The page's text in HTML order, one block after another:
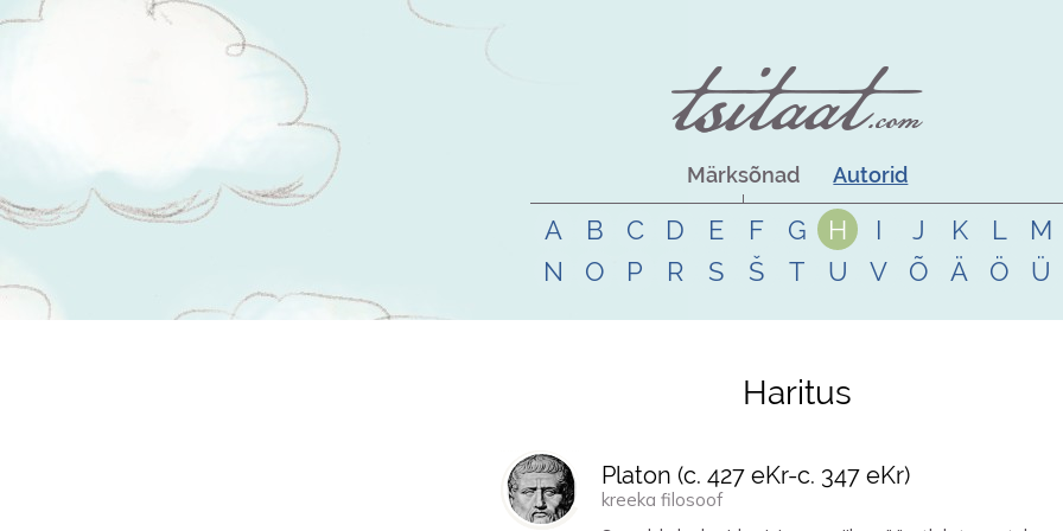
Märksõnad Autorid
A B C D E F G H I J K L
M
N
O P R S Š T U V Õ Ä Ö Ü
Haritus
Platon (c. 427 eKr-c. 347 eKr)
kreeka filosoof